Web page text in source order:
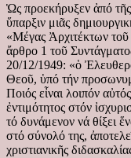
Ὡς προεκήρυξεν ἀπό
ὕπαρξιν μιᾶς
«Μέγας Ἀρχιτέκτων τοῦ
ἄρθρο 1 τοῦ
20/12/1949: «ὁ
Θεοῦ, ὑπό τήν
Ποιός εἶναι λοιπόν
ἐντιμότητος στόν
τό δυνάμενον νά θίξει
στό σύνολό της,
χριστιανικῆς